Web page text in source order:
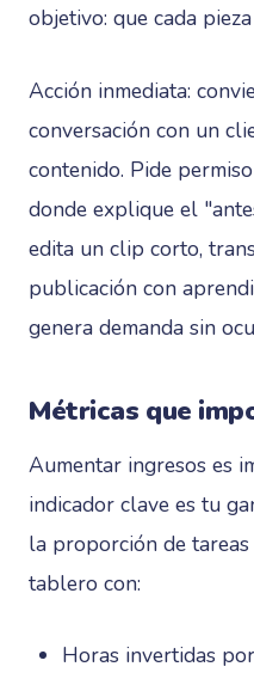
objetivo: que cada
Acción inmediata:
conversación con un
contenido. Pide
donde explique el
edita un clip corto,
publicación con
genera demanda sin
Métricas que
Aumentar ingresos es
indicador clave es tu
la proporción de
tablero con:
Horas invertidas